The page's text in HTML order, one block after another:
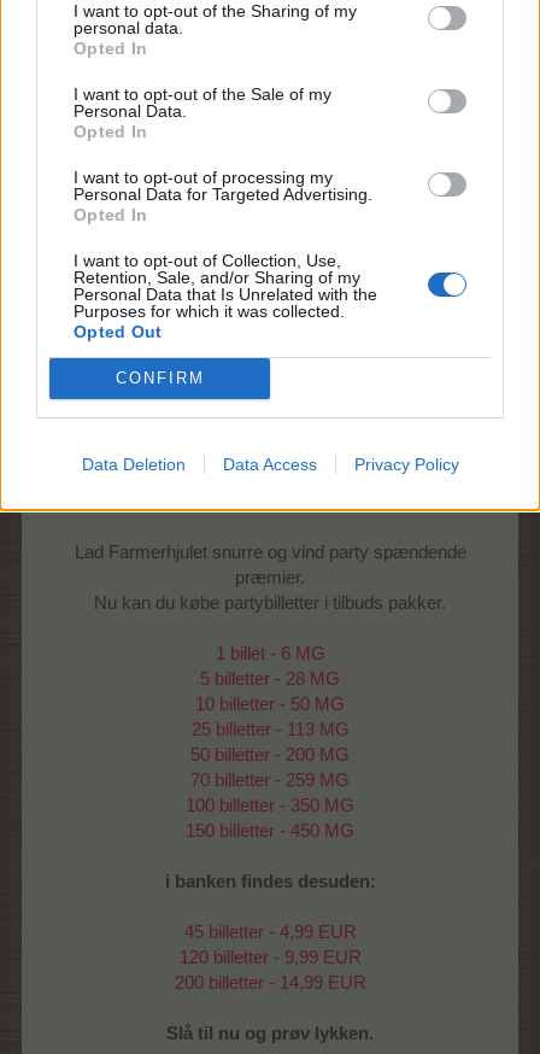
I want to opt-out of the Sharing of my
personal data.
Opted In
I want to opt-out of the Sale of my
Personal Data.
Opted In
I want to opt-out of processing my
Personal Data for Targeted Advertising.
Opted In
I want to opt-out of Collection, Use,
Retention, Sale, and/or Sharing of my
Personal Data that Is Unrelated with the
Purposes for which it was collected.
Opted Out
CONFIRM
Data Deletion Data Access Privacy Policy
Board Administrator
Team Farmerama DA & NO
Party billet pakke tilbud
Lad Farmerhjulet snurre og vind party spændende
præmier.
Nu kan du købe partybilletter i tilbuds pakker.
1 billet - 6 MG
5 billetter - 28 MG
10 billetter - 50 MG
25 billetter - 113 MG
50 billetter - 200 MG
70 billetter - 259 MG
100 billetter - 350 MG
150 billetter - 450 MG
i banken findes desuden:
45 billetter - 4,99 EUR
120 billetter - 9,99 EUR
200 billetter - 14,99 EUR
Slå til nu og prøv lykken.